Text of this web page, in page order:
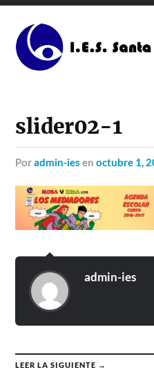
slider02-1
poradmin-ies enoctubre 1,
admin-ies
LEER LA SIGUIENTE →